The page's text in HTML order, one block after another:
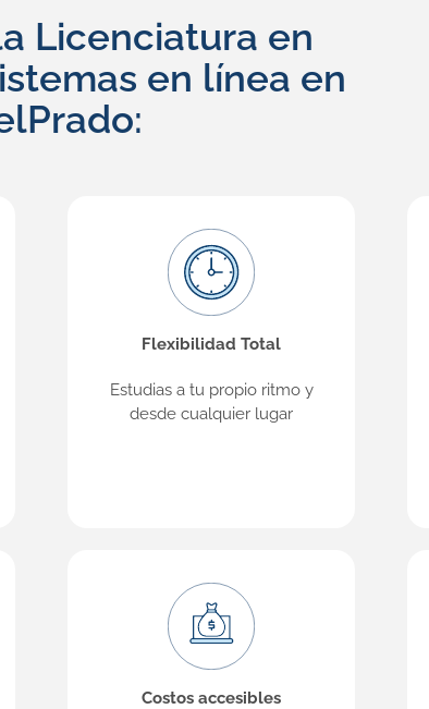
Licenciatura en
en línea en
Flexibilidad Total
Estudias a tu propio ritmo y
desde cualquier lugar
Costos accesibles